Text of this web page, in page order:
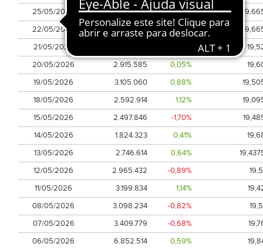
25/05/2026
1.330.894 0,93%
22/05/2026
2.989.327 -0,69%
21/05/2026
20/05/2026
2.915.585 0,05%
19/05/2026
3.105.060 0,88%
18/05/2026
2.592.914 1,12%
15/05/2026
2.497.846 -1,70%
14/05/2026
1.824.323 0,41%
13/05/2026
2.746.614 0,64%
12/05/2026
2.965.432 -0,89%
11/05/2026
3.199.834 1,14%
08/05/2026
3.098.234 -0,82%
07/05/2026
3.409.779 -0,68%
06/05/2026
6.852.514 0,59%